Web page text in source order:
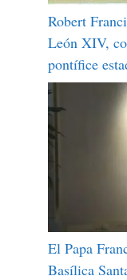
Robert
León XIV,
pontífice
El Papa
Basílica